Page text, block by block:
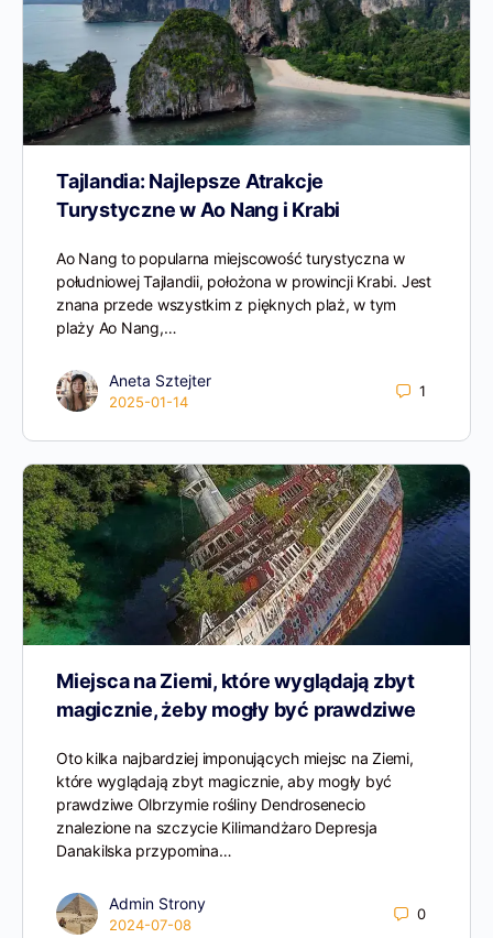
Tajlandia: Najlepsze Atrakcje
Turystyczne w Ao Nang i Krabi
Ao Nang to popularna miejscowość turystyczna w
południowej Tajlandii, położona w prowincji Krabi. Jest
znana przede wszystkim z pięknych plaż, w tym
plaży Ao Nang,…
Aneta Sztejter
2025-01-14
1
Miejsca na Ziemi, które wyglądają zbyt
magicznie, żeby mogły być prawdziwe
Oto kilka najbardziej imponujących miejsc na Ziemi,
które wyglądają zbyt magicznie, aby mogły być
prawdziwe Olbrzymie rośliny Dendrosenecio
znalezione na szczycie Kilimandżaro Depresja
Danakilska przypomina…
Admin Strony
2024-07-08
0